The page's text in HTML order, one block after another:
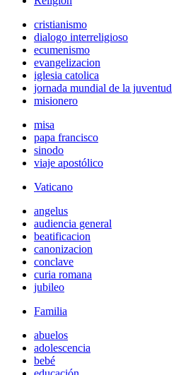
cristianismo
dialogo interreligioso
ecumenismo
evangelizacion
iglesia catolica
jornada mundial de la juventud
misionero
misa
papa francisco
sinodo
viaje apostólico
Vaticano
angelus
audiencia general
beatificacion
canonizacion
conclave
curia romana
jubileo
Familia
abuelos
adolescencia
bebé